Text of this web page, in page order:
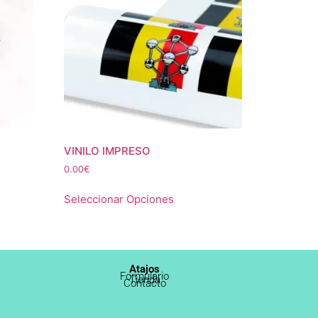
VINILO IMPRESO
0.00€
Seleccionar Opciones
Atajos
Formulario
Tienda
Contacto